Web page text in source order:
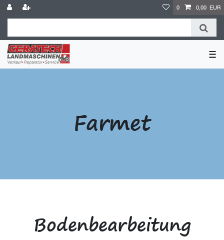
0 0,00 EUR
☰
Farmet
Bodenbearbeitung